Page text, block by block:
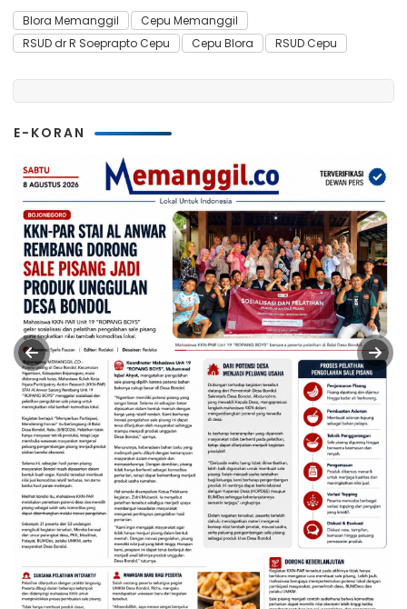
Blora Memanggil
Cepu Memanggil
RSUD dr R Soeprapto Cepu
Cepu Blora RSUD Cepu
E-KORAN